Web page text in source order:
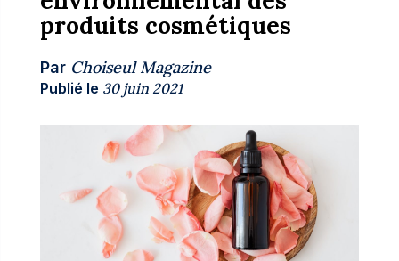
produits cosmétiques
Par Choiseul Magazine
Publié le 30 juin 2021